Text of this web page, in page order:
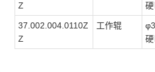
Z
37.002.004.0110Z
Z
工作辊